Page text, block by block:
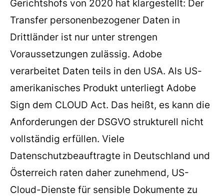
Gerichtshofs von 2020 hat klargestellt: Der
Transfer personenbezogener Daten in
Drittländer ist nur unter strengen
Voraussetzungen zulässig. Adobe
verarbeitet Daten teils in den USA. Als US-
amerikanisches Produkt unterliegt Adobe
Sign dem CLOUD Act. Das heißt, es kann die
Anforderungen der DSGVO strukturell nicht
vollständig erfüllen. Viele
Datenschutzbeauftragte in Deutschland und
Österreich raten daher zunehmend, US-
Cloud-Dienste für sensible Dokumente zu